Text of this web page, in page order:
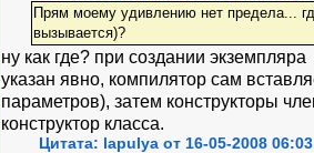
Прям моему удивлению нет предела...
вызывается)?
ну как где? при создании
указан явно, компилятор сам
параметров), затем конструкторы
конструктор класса.
Цитата: lapulya от 16-05-2008 06:03